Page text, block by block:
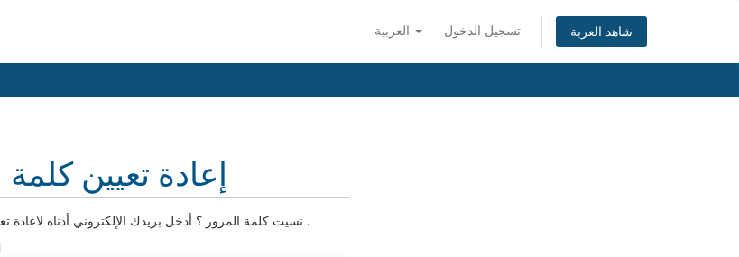
تسجيل الدخول شاهد العربة
إعادة تعيين كلمة
نسيت كلمة المرور ؟ أدخل بريدك الإلكتروني أدناه لاعادة تعيين كلمة المرور .